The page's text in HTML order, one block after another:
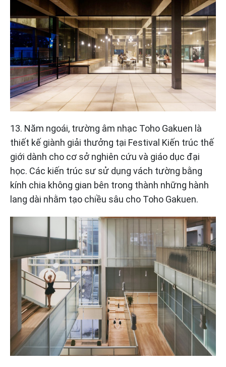
13. Năm ngoái, trường âm nhạc Toho Gakuen là
thiết kế giành giải thưởng tại Festival Kiến trúc thế
giới dành cho cơ sở nghiên cứu và giáo dục đại
học. Các kiến trúc sư sử dụng vách tường bằng
kính chia không gian bên trong thành những hành
lang dài nhằm tạo chiều sâu cho Toho Gakuen.